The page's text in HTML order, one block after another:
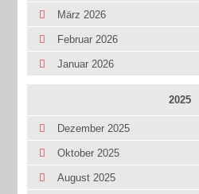
März 2026
Februar 2026
Januar 2026
2025
Dezember 2025
Oktober 2025
August 2025